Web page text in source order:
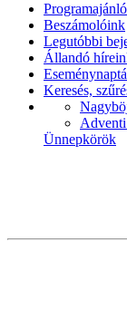
Programajánló
Beszámolóink
Legutóbbi
Állandó
Keresés,
Ünnepkörök